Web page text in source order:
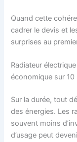
Quand cette
cadrer le devis et
surprises au
Radiateur
économique sur 10
Sur la durée, tout
des énergies. Les
souvent moins
d’usage peut